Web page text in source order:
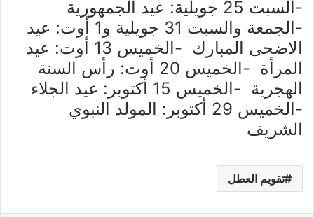
-السبت 25 جويلية: عيد الجمهورية
-الجمعة والسبت 31 جويلية و1 أوت: عيد
الاضحى المبارك -الخميس 13 أوت: عيد
المرأة -الخميس 20 أوت: رأس السنة
الهجرية -الخميس 15 أكتوبر: عيد الجلاء
-الخميس 29 أكتوبر: المولد النبوي
الشريف
تقويم العطل